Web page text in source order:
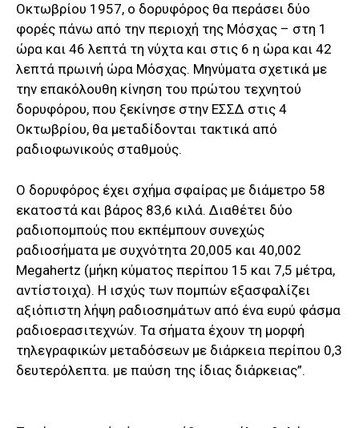
Οκτωβρίου 1957, ο δορυφόρος θα περάσει δύο
φορές πάνω από την περιοχή της Μόσχας – στη 1
ώρα και 46 λεπτά τη νύχτα και στις 6 η ώρα και 42
λεπτά πρωινή ώρα Μόσχας. Μηνύματα σχετικά με
την επακόλουθη κίνηση του πρώτου τεχνητού
δορυφόρου, που ξεκίνησε στην ΕΣΣΔ στις 4
Οκτωβρίου, θα μεταδίδονται τακτικά από
ραδιοφωνικούς σταθμούς.
Ο δορυφόρος έχει σχήμα σφαίρας με διάμετρο 58
εκατοστά και βάρος 83,6 κιλά. Διαθέτει δύο
ραδιοπομπούς που εκπέμπουν συνεχώς
ραδιοσήματα με συχνότητα 20,005 και 40,002
Μegahertz (μήκη κύματος περίπου 15 και 7,5 μέτρα,
αντίστοιχα). Η ισχύς των πομπών εξασφαλίζει
αξιόπιστη λήψη ραδιοσημάτων από ένα ευρύ φάσμα
ραδιοερασιτεχνών. Τα σήματα έχουν τη μορφή
τηλεγραφικών μεταδόσεων με διάρκεια περίπου 0,3
δευτερόλεπτα. με παύση της ίδιας διάρκειας”.